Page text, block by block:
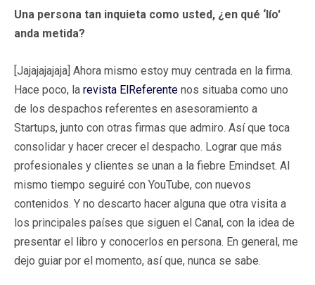
Una persona tan inquieta como usted, ¿en qué ‘lío'
anda metida?
[Jajajajajaja] Ahora mismo estoy muy centrada en la firma.
Hace poco, la revista ElReferente nos situaba como uno
de los despachos referentes en asesoramiento a
Startups, junto con otras firmas que admiro. Así que toca
consolidar y hacer crecer el despacho. Lograr que más
profesionales y clientes se unan a la fiebre Emindset. Al
mismo tiempo seguiré con YouTube, con nuevos
contenidos. Y no descarto hacer alguna que otra visita a
los principales países que siguen el Canal, con la idea de
presentar el libro y conocerlos en persona. En general, me
dejo guiar por el momento, así que, nunca se sabe.